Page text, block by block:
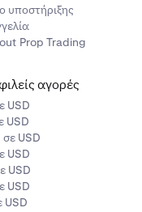
υποστήριξης
Prop Trading
αγορές
USD
USD
σε USD
USD
USD
USD
USD